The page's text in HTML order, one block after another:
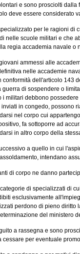
e sono prosciolti dalla
deve essere considerato
per le ragioni di
scuole militari e che
accademia navale o
ammessi alle
nelle accademie
dell'articolo 143
di sospendere o
debbono possedere
in congedo, possono
nel corpo cui
fa sottoporre ad
in altro corpo della
a quello in cui
intendano
di corpo ne danno
di specializzati di
esclusivamente
perdono di pieno diritto
del ministero
a rassegna e sono
per eventuale